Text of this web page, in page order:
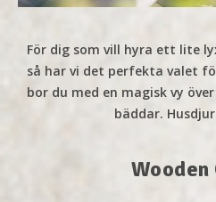
För dig som vill hyra ett lite
så har vi det perfekta valet
bor du med en magisk vy
bäddar.
Wooden